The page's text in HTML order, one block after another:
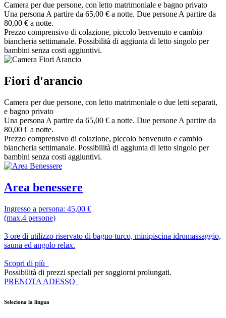
Camera per due persone, con letto matrimoniale e bagno privato
Una persona A partire da 65,00 € a notte. Due persone A partire da
80,00 € a notte.
Prezzo comprensivo di colazione, piccolo benvenuto e cambio
biancheria settimanale. Possibilità di aggiunta di letto singolo per
bambini senza costi aggiuntivi.
Fiori d'arancio
Camera per due persone, con letto matrimoniale o due letti separati,
e bagno privato
Una persona A partire da 65,00 € a notte. Due persone A partire da
80,00 € a notte.
Prezzo comprensivo di colazione, piccolo benvenuto e cambio
biancheria settimanale. Possibilità di aggiunta di letto singolo per
bambini senza costi aggiuntivi.
Area benessere
Ingresso a persona: 45,00 €
(max.4 persone)
3 ore di utilizzo riservato di bagno turco, minipiscina idromassaggio,
sauna ed angolo relax.
Scopri di più
Possibilità di prezzi speciali per soggiorni prolungati.
PRENOTA ADESSO
Seleziona la lingua